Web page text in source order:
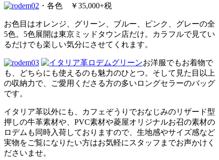
・各色 ￥35,000+税
お色目はオレンジ、グリーン、ブルー、ピンク、グレーの全
5色。5色展開は東京ミッドタウン店だけ。カラフルで見てい
るだけでも楽しい気分にさせてくれます。
お洋服でもお着物で
も、どちらにも使えるのも魅力のひとつ。そして見た目以上
の収納力で、ご愛用くださる方の多いロングセラーのバッグ
です。
イタリア革以外にも、カフェぞうりでおなじみのリザード型
押しの牛革素材や、PVC素材や菱屋オリジナルお召の素材の
ロデムも同時入荷しておりますので、生地感やサイズ感など
実物をご覧になりたい方はお気軽にスタッフまでお声かけく
ださいませ。